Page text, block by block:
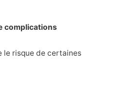
complications
le risque de certaines